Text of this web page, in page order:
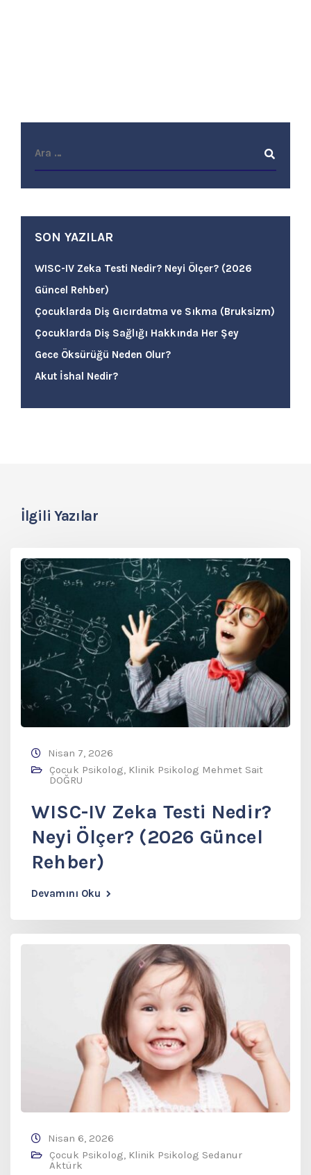
SON YAZILAR
WISC-IV Zeka Testi Nedir? Neyi Ölçer? (2026
Güncel Rehber)
Çocuklarda Diş Gıcırdatma ve Sıkma (Bruksizm)
Çocuklarda Diş Sağlığı Hakkında Her Şey
Gece Öksürüğü Neden Olur?
Akut İshal Nedir?
İlgili Yazılar
Nisan 7, 2026
Çocuk Psikolog Klinik Psikolog Mehmet Sait
DOĞRU
WISC-IV Zeka Testi Nedir?
Neyi Ölçer? (2026 Güncel
Rehber)
Devamını Oku
Nisan 6, 2026
Çocuk Psikolog, Klinik Psikolog Sedanur
Aktürk